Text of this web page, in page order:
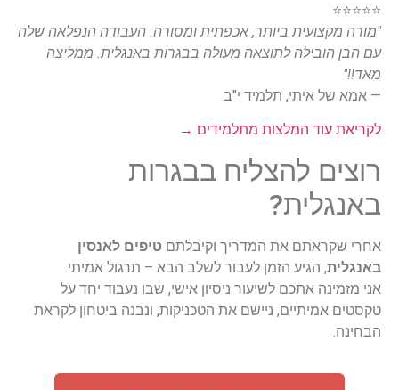
⭐️⭐️⭐️⭐️⭐️
"מורה מקצועית ביותר, אכפתית ומסורה. העבודה הנפלאה שלה
עם הבן הובילה לתוצאה מעולה בבגרות באנגלית. ממליצה
מאד!!"
— אמא של איתי, תלמיד י"ב
לקריאת עוד המלצות מתלמידים →
רוצים להצליח בבגרות
באנגלית?
אחרי שקראתם את המדריך וקיבלתם טיפים לאנסין
באנגלית, הגיע הזמן לעבור לשלב הבא – תרגול אמיתי.
אני מזמינה אתכם לשיעור ניסיון אישי, שבו נעבוד יחד על
טקסטים אמיתיים, ניישם את הטכניקות, ונבנה ביטחון לקראת
הבחינה.